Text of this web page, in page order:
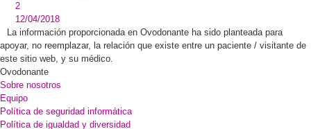
2
12/04/2018
La información proporcionada en Ovodonante ha sido planteada para
apoyar, no reemplazar, la relación que existe entre un paciente / visitante de
este sitio web, y su médico.
Ovodonante
Sobre nosotros
Equipo
Política de seguridad informática
Política de igualdad y diversidad